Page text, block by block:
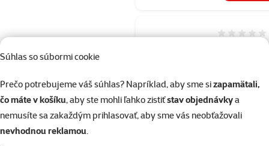
Súhlas so súbormi cookie
Prečo potrebujeme váš súhlas? Napríklad, aby sme sizapamätali,
čo máte v košíku, aby ste mohli ľahko zistiťstav objednávkya
nemusíte sa zakaždým prihlasovať, aby sme vás neobťažovali
nevhodnou reklamou.
50x40cm
cokoladovy
Hodnotenie
Cena
31,99 €